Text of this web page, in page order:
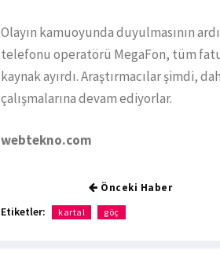
Olayın kamuoyunda duyulmasının
telefonu operatörü MegaFon, tüm
kaynak ayırdı. Araştırmacılar şimdi,
çalışmalarına devam ediyorlar.
webtekno.com
Önceki Haber
Etiketler: kartal göç